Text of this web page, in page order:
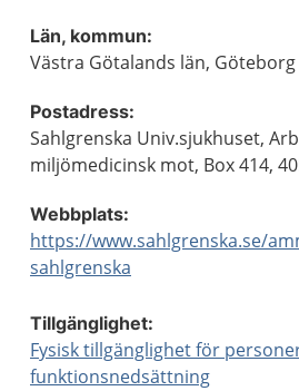
Län, kommun:
Västra Götalands län, Göteborg
Postadress:
Sahlgrenska Univ.sjukhuset,
miljömedicinsk mot, Box 414,
Webbplats:
https://www.sahlgrenska.se/
sahlgrenska
Tillgänglighet:
Fysisk tillgänglighet för
funktionsnedsättning